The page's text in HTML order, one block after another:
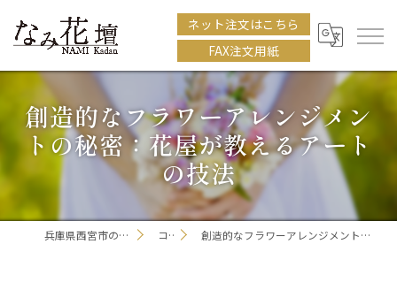
ネット注文はこちら
FAX注文用紙
創造的なフラワーアレンジメン
トの秘密：花屋が教えるアート
の技法
兵庫県西宮市の花屋ならなみ花壇 コラム 創造的なフラワーアレンジメントの秘密：花屋が教えるアートの技法